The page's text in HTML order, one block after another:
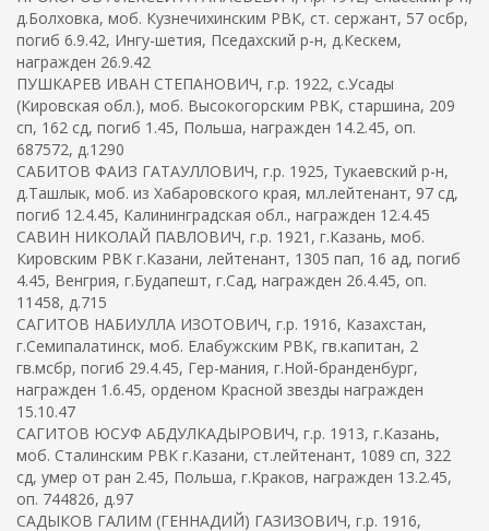
д.Болховка, моб. Кузнечихинским РВК, ст. сержант, 57 осбр,
погиб 6.9.42, Ингу-шетия, Пседахский р-н, д.Кескем,
награжден 26.9.42
ПУШКАРЕВ ИВАН СТЕПАНОВИЧ, г.р. 1922, с.Усады
(Кировская обл.), моб. Высокогорским РВК, старшина, 209
сп, 162 сд, погиб 1.45, Польша, награжден 14.2.45, оп.
687572, д.1290
САБИТОВ ФАИЗ ГАТАУЛЛОВИЧ, г.р. 1925, Тукаевский р-н,
д.Ташлык, моб. из Хабаровского края, мл.лейтенант, 97 сд,
погиб 12.4.45, Калининградская обл., награжден 12.4.45
САВИН НИКОЛАЙ ПАВЛОВИЧ, г.р. 1921, г.Казань, моб.
Кировским РВК г.Казани, лейтенант, 1305 пап, 16 ад, погиб
4.45, Венгрия, г.Будапешт, г.Сад, награжден 26.4.45, оп.
11458, д.715
САГИТОВ НАБИУЛЛА ИЗОТОВИЧ, г.р. 1916, Казахстан,
г.Семипалатинск, моб. Елабужским РВК, гв.капитан, 2
гв.мсбр, погиб 29.4.45, Гер-мания, г.Ной-бранденбург,
награжден 1.6.45, орденом Красной звезды награжден
15.10.47
САГИТОВ ЮСУФ АБДУЛКАДЫРОВИЧ, г.р. 1913, г.Казань,
моб. Сталинским РВК г.Казани, ст.лейтенант, 1089 сп, 322
сд, умер от ран 2.45, Польша, г.Краков, награжден 13.2.45,
оп. 744826, д.97
САДЫКОВ ГАЛИМ (ГЕННАДИЙ) ГАЗИЗОВИЧ, г.р. 1916,